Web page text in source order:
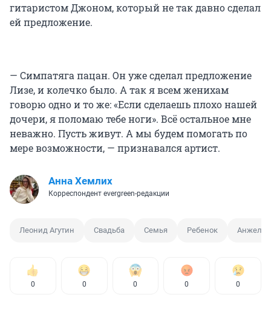
гитаристом Джоном, который не так давно сделал
ей предложение.
— Симпатяга пацан. Он уже сделал предложение
Лизе, и колечко было. А так я всем женихам
говорю одно и то же: «Если сделаешь плохо нашей
дочери, я поломаю тебе ноги». Всё остальное мне
неважно. Пусть живут. А мы будем помогать по
мере возможности, — признавался артист.
Анна Хемлих
Корреспондент evergreen-редакции
Леонид Агутин Свадьба Семья Ребенок
0 0 0 0 0